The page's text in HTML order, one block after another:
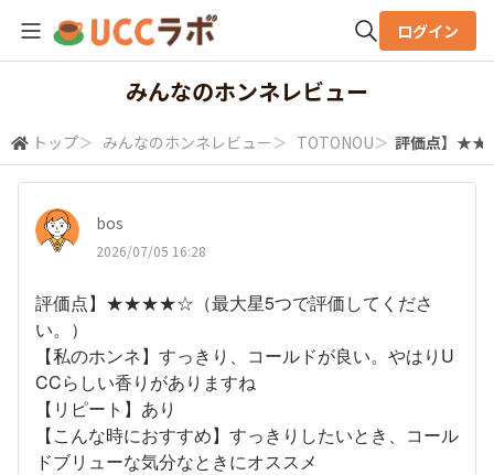
検索
ログイン
みんなのホンネレビュー
トップ＞ みんなのホンネレビュー ＞ TOTONOU＞ 評価点】
bos
2026/07/05 16:28
評価点】★★★★☆（最大星5つで評価してくださ
い。）
【私のホンネ】すっきり、コールドが良い。やはりU
CCらしい香りがありますね
【リピート】あり
【こんな時におすすめ】すっきりしたいとき、コール
ドブリューな気分なときにオススメ